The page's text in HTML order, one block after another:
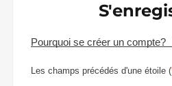
Pourquoi se créer un compte?
Les champs précédés d'une étoile (